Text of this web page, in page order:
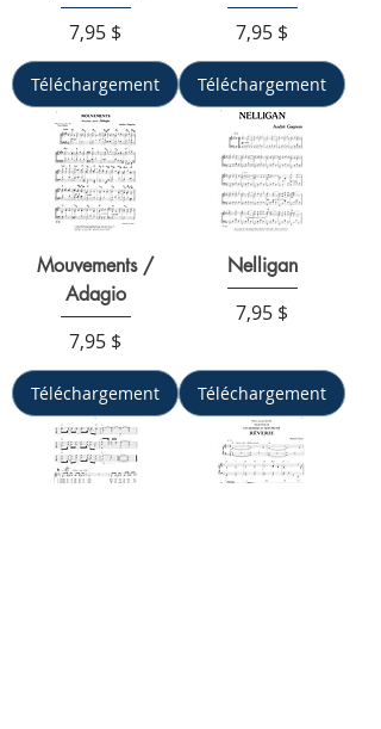
Prix
7,95 $
Téléchargement
Prix
7,95 $
Téléchargement
Mouvements /
Adagio
Prix
7,95 $
Téléchargement
Nelligan
Prix
7,95 $
Téléchargement